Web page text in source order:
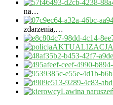
na…
zdarzenia,…
AKTUALIZACJA:
Lawina